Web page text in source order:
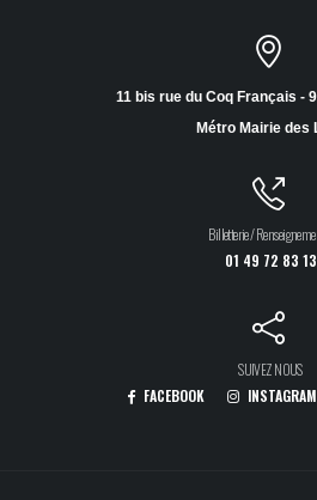
11 bis rue du Coq Français -
Métro Mairie des
Billetterie /
01 49 72 83 13
SUIVEZ NOUS
FACEBOOK
INSTAGRAM